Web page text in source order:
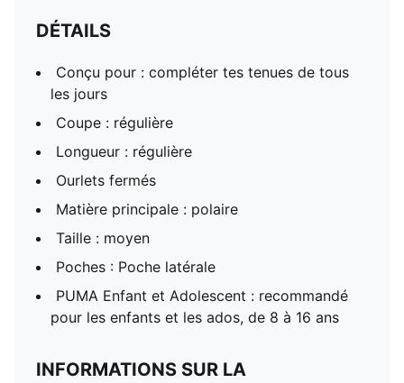
DÉTAILS
Conçu pour : compléter tes tenues de tous
les jours
Coupe : régulière
Longueur : régulière
Ourlets fermés
Matière principale : polaire
Taille : moyen
Poches : Poche latérale
PUMA Enfant et Adolescent : recommandé
pour les enfants et les ados, de 8 à 16 ans
INFORMATIONS SUR LA